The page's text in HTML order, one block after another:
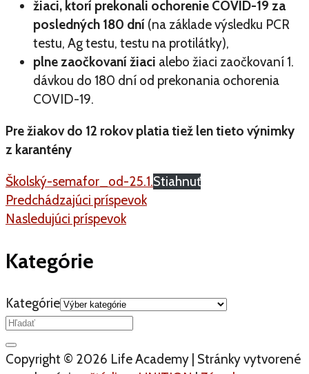
žiaci, ktorí prekonali ochorenie COVID-19 za
posledných 180 dní (na základe výsledku PCR
testu, Ag testu, testu na protilátky),
plne zaočkovaní žiaci alebo žiaci zaočkovaní 1.
dávkou do 180 dní od prekonania ochorenia
COVID-19.
Pre žiakov do 12 rokov platia tiež len tieto výnimky
z karantény
Školský-semafor_od-25.1.Stiahnuť
Predchádzajúci príspevok
Nasledujúci príspevok
Kategórie
Kategórie
Copyright © 2026 Life Academy | Stránky vytvorené